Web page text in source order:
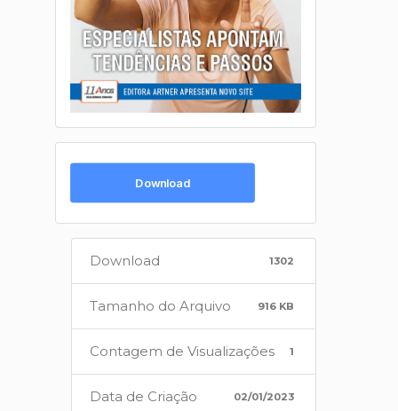
Download
Download 1302
Tamanho do Arquivo 916 KB
Contagem de Visualizações 1
Data de Criação 02/01/2023